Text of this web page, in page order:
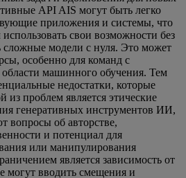
API AIS могут быть легко
приложения и системы, что
использовать свои возможности без
сложные модели с нуля. Это может
особенно для команд с
машинного обучения. Тем
недостатки, которые
из проблем является этические
генеративных инструментов ИИ,
вопросы об авторстве,
и потенциал для
или манипулирования
является зависимость от
могут вводить смещения и